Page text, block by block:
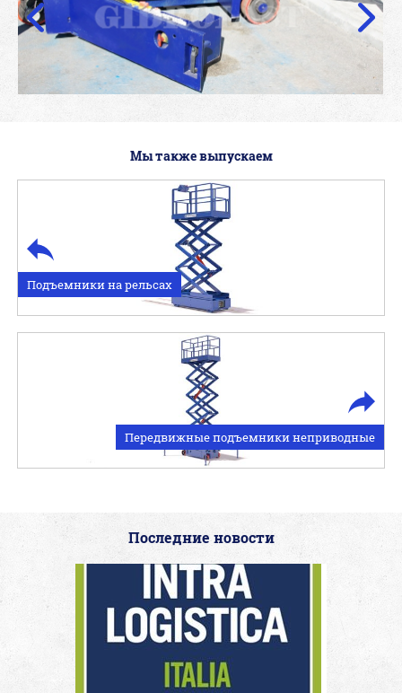
Мы также выпускаем
Подъемники на рельсах
Передвижные подъемники неприводные
Последние новости